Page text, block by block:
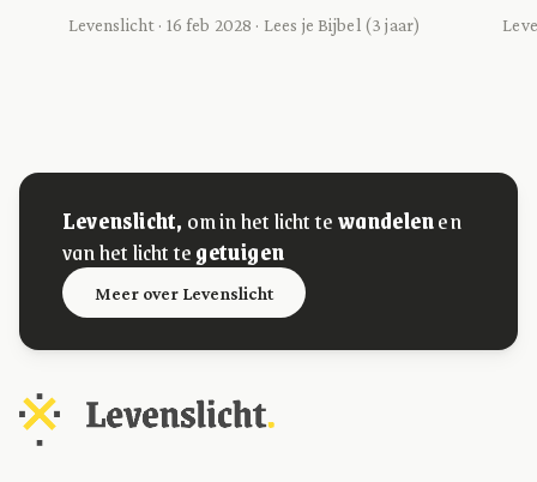
Levenslicht · 16 feb 2028 · Lees je Bijbel (3 jaar)
Levenslicht, om in het licht tewandelenen
van het licht tegetuigen
Meer over Levenslicht